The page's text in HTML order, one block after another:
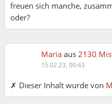
freuen sich manche,
oder?
Maria aus 2130
15.02.23, 00:43
✗ Dieser Inhalt wurde von
Marina:
Endlich spricht es mal
Ich kann Dich super gut
einfach revolutionär ist.
um sich vollkommen und